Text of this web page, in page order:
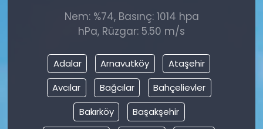
Nem: %74, Basınç: 1014 hpa
hPa, Rüzgar: 5.50 m/s
Adalar Arnavutköy
Ataşehir
Avcılar
Bağcılar
Bahçelievler
Bakırköy
Başakşehir
Nöbetçi Eczaneler
Otomobil Dünyası
Politika